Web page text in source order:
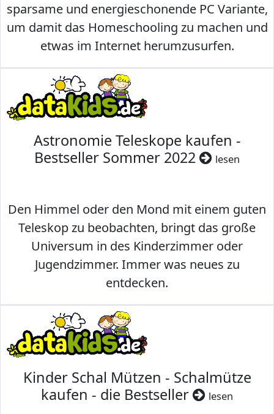
sparsame und energieschonende PC Variante,
um damit das Homeschooling zu machen und
etwas im Internet herumzusurfen.
Astronomie Teleskope kaufen -
Bestseller Sommer 2022
lesen
Den Himmel oder den Mond mit einem guten
Teleskop zu beobachten, bringt das große
Universum in des Kinderzimmer oder
Jugendzimmer. Immer was neues zu
entdecken.
Kinder Schal Mützen - Schalmütze
kaufen - die Bestseller
lesen